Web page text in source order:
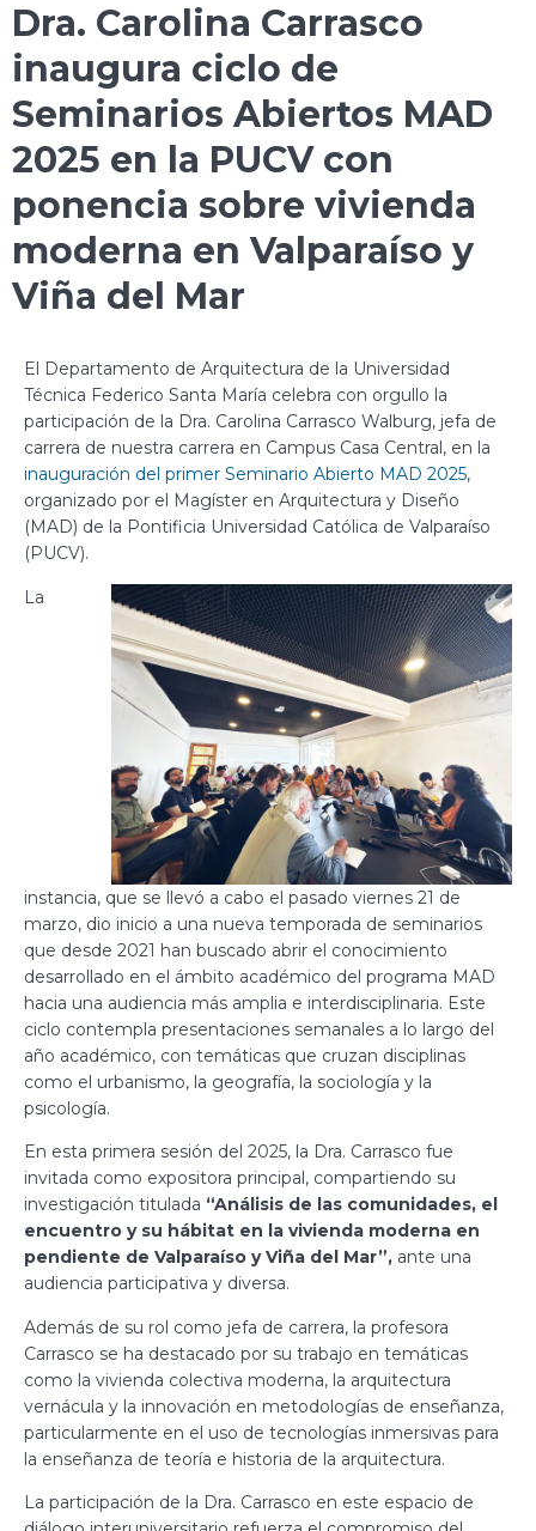
Dra. Carolina Carrasco
inaugura ciclo de
Seminarios Abiertos MAD
2025 en la PUCV con
ponencia sobre vivienda
moderna en Valparaíso y
Viña del Mar
El Departamento de Arquitectura de la Universidad
Técnica Federico Santa María celebra con orgullo la
participación de la Dra. Carolina Carrasco Walburg, jefa de
carrera de nuestra carrera en Campus Casa Central, en la
inauguración del primer Seminario Abierto MAD 2025,
organizado por el Magíster en Arquitectura y Diseño
(MAD) de la Pontificia Universidad Católica de Valparaíso
(PUCV).
La
instancia, que se llevó a cabo el pasado viernes 21 de
marzo, dio inicio a una nueva temporada de seminarios
que desde 2021 han buscado abrir el conocimiento
desarrollado en el ámbito académico del programa MAD
hacia una audiencia más amplia e interdisciplinaria. Este
ciclo contempla presentaciones semanales a lo largo del
año académico, con temáticas que cruzan disciplinas
como el urbanismo, la geografía, la sociología y la
psicología.
En esta primera sesión del 2025, la Dra. Carrasco fue
invitada como expositora principal, compartiendo su
investigación titulada “Análisis de las comunidades, el
encuentro y su hábitat en la vivienda moderna en
pendiente de Valparaíso y Viña del Mar”, ante una
audiencia participativa y diversa.
Además de su rol como jefa de carrera, la profesora
Carrasco se ha destacado por su trabajo en temáticas
como la vivienda colectiva moderna, la arquitectura
vernácula y la innovación en metodologías de enseñanza,
particularmente en el uso de tecnologías inmersivas para
la enseñanza de teoría e historia de la arquitectura.
La participación de la Dra. Carrasco en este espacio de